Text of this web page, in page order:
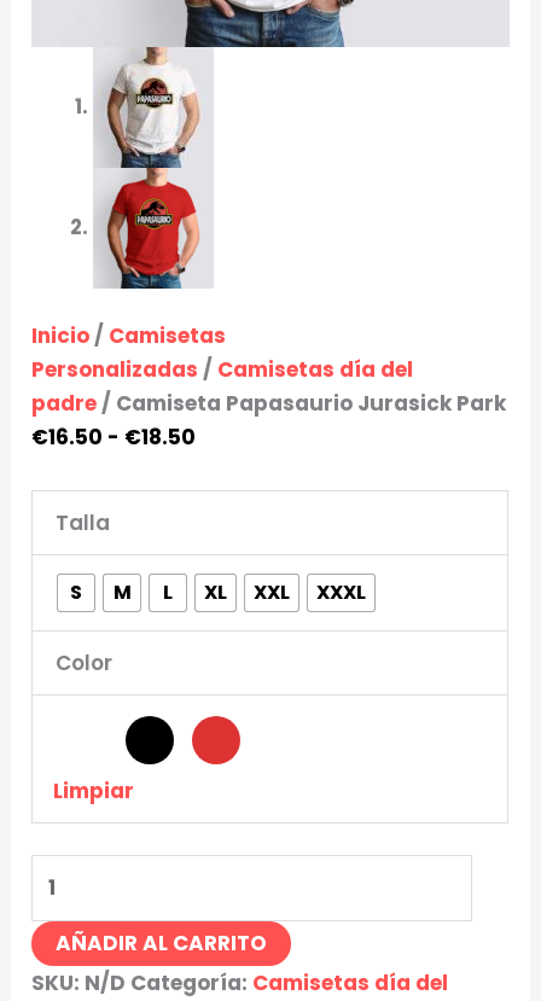
Inicio/ Camisetas
Personalizadas / Camisetas día del
padre/ Camiseta Papasaurio Jurasick Park
€16.50 - €18.50
Talla
S M L XL XXL XXXL
Color
Limpiar
AÑADIR AL CARRITO
SKU: N/D Categoría: Camisetas día del